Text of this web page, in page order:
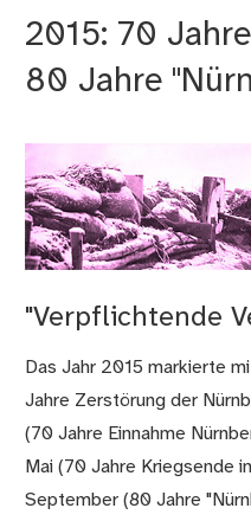
2015: 70
80 Jahre
"Verpflichtende
Das Jahr 2015 markierte
Jahre Zerstörung der
(70 Jahre Einnahme
Mai (70 Jahre Kriegsende
September (80 Jahre